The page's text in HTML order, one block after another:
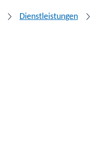
Dienstleistungen